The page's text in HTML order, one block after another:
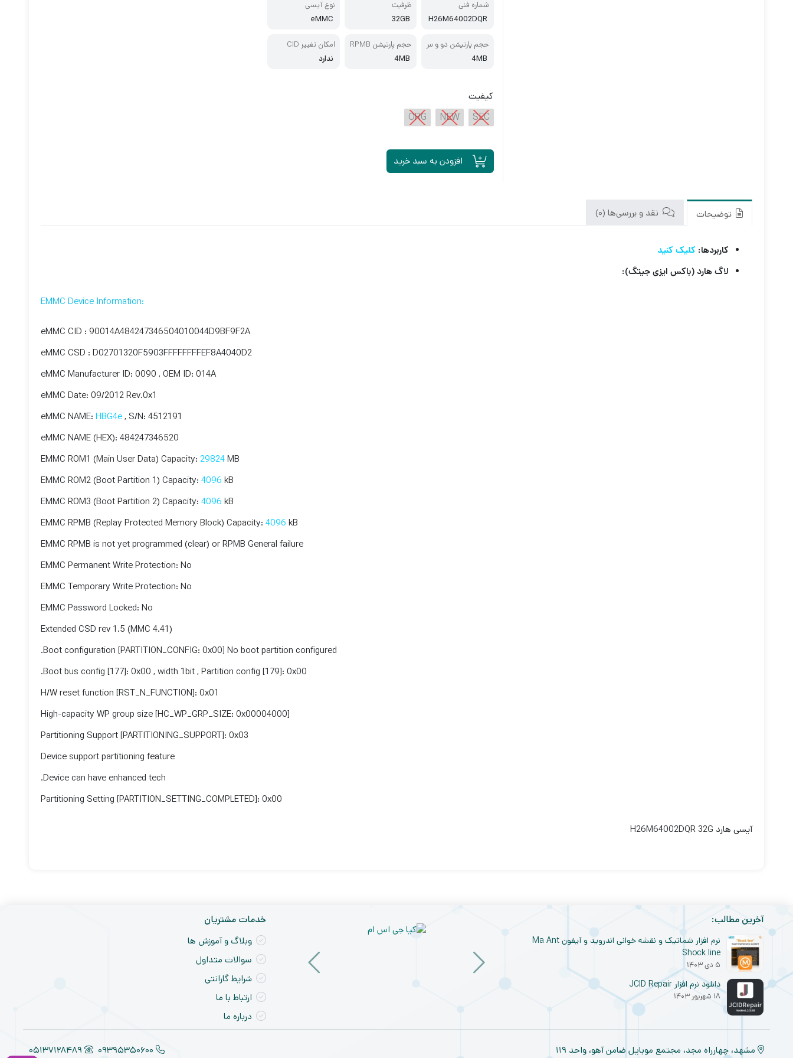
شماره فنی
H26M64002DQR
ظرفیت
32GB
نوع آیسی
eMMC
حجم پارتیشن دو و س
ه4MB
حجم پارتیشن RPMB
4MB
امکان تغییر CID
ندارد
کیفیت
SEC
NEW
ORG
افزودن به سبد خرید
توضیحات نقد و بررسی‌ها (0)
کاربردها: کلیک کنید
لاگ هارد (باکس ایزی جیتگ):
:EMMC Device Information
eMMC CID : 90014A484247346504010044D9BF9F2A
eMMC CSD : D02701320F5903FFFFFFFFEF8A4040D2
eMMC Manufacturer ID: 0090 , OEM ID: 014A
eMMC Date: 09/2012 Rev.0x1
eMMC NAME: HBG4e, S/N: 4512191
eMMC NAME (HEX): 484247346520
EMMC ROM1 (Main User Data) Capacity: 29824MB
EMMC ROM2 (Boot Partition 1) Capacity: 4096 kB
EMMC ROM3 (Boot Partition 2) Capacity: 4096 kB
EMMC RPMB (Replay Protected Memory Block) Capacity: 4096 kB
EMMC RPMB is not yet programmed (clear) or RPMB General failure
EMMC Permanent Write Protection: No
EMMC Temporary Write Protection: No
EMMC Password Locked: No
Extended CSD rev 1.5 (MMC 4.41)
Boot configuration [PARTITION_CONFIG: 0x00] No boot partition configured.
Boot bus config [177]: 0x00 , width 1bit , Partition config [179]: 0x00.
H/W reset function [RST_N_FUNCTION]: 0x01
High-capacity WP group size [HC_WP_GRP_SIZE: 0x00004000]
Partitioning Support [PARTITIONING_SUPPORT]: 0x03
Device support partitioning feature
Device can have enhanced tech.
Partitioning Setting [PARTITION_SETTING_COMPLETED]: 0x00
آیسی هارد H26M64002DQR 32G
آخرین مطالب:
نرم افزار شماتیک و نقشه خوانی اندروید و آیفون Ma Ant
Shock line
۵ دی ۱۴۰۳
دانلود نرم افزار JCID Repair
۱۸ شهریور ۱۴۰۳
خدمات مشتریان
وبلاگ و آموزش ها
سوالات متداول
شرایط گارانتی
ارتباط با ما
درباره ما
مشهد، چهارراه مجد، مجتمع موبایل ضامن آهو، واحد ۱۱۹ 09395350600
05137128489